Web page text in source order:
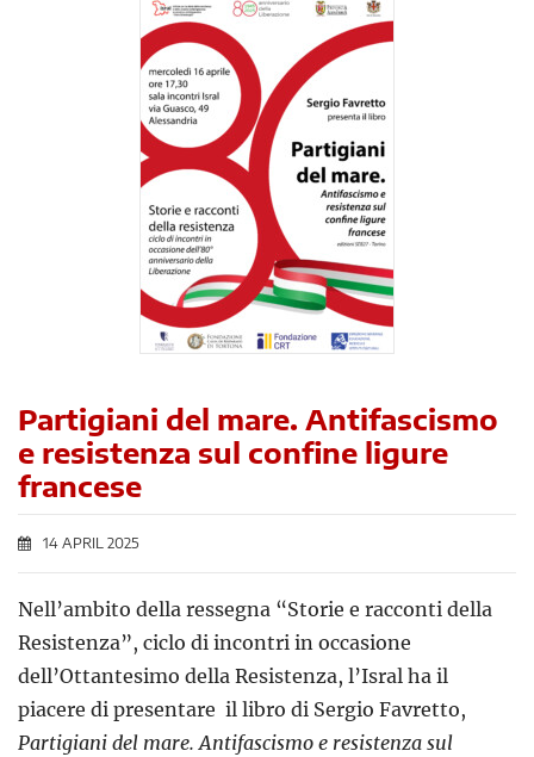
Partigiani del mare. Antifascismo
e resistenza sul confine ligure
francese
14 APRIL 2025
Nell’ambito della ressegna “Storie e racconti della
Resistenza”, ciclo di incontri in occasione
dell’Ottantesimo della Resistenza, l’Isral ha il
piacere di presentare il libro di Sergio Favretto,
Partigiani del mare. Antifascismo e resistenza sul